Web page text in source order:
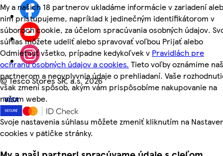
My a našich 18 partnerov ukladáme informácie v zariadení
nim pristupujeme, napríklad k jedinečným identifikátorom v
súboroch cookie, za účelom spracúvania osobných údajov.
súhlas môžete udeliť alebo spravovať voľbou Prijať alebo
Odmietnuť všetko, prípadne kedykoľvek v Pravidlách pre
ochranu osobných údajov a cookies. Tieto voľby oznámime
partnerom a neovplyvnia údaje o prehliadaní. Vaše
však zmení spôsob, akým vám prispôsobíme nakupovanie na
našom webe.
Svoje nastavenia súhlasu môžete zmeniť kliknutím na
cookies v pätičke stránky.
©Tesco Stores SR, a.s. 2026